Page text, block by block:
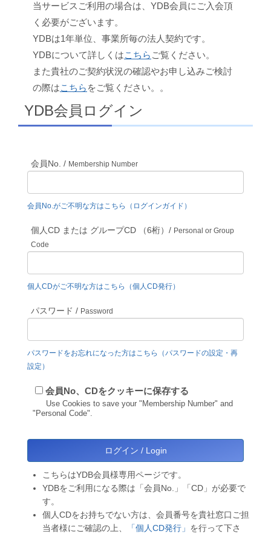
当サービスご利用の場合は、YDB会員にご入会頂
く必要がございます。
YDBは1年単位、事業所毎の法人契約です。
YDBについて詳しくはこちら ご覧ください。
また貴社のご契約状況の確認やお申し込みご検討
の際はこちら をご覧ください。。
YDB会員ログイン
会員No. / Membership Number
会員No.がご不明な方はこちら（ログインガイド）
個人CD または グループCD （6桁）/ Personal or Group
Code
個人CDがご不明な方はこちら（個人CD発行）
パスワード / Password
パスワードをお忘れになった方はこちら（パスワードの設定・再
設定）
会員No、CDをクッキーに保存する
Use Cookies to save your "Membership Number" and
"Personal Code".
こちらはYDB会員様専用ページです。
YDBをご利用になる際は「会員No.」「CD」が必要で
す。
個人CDをお持ちでない方は、会員番号を貴社窓口ご担
当者様にご確認の上、
「個人CD発行」 を行って下さ